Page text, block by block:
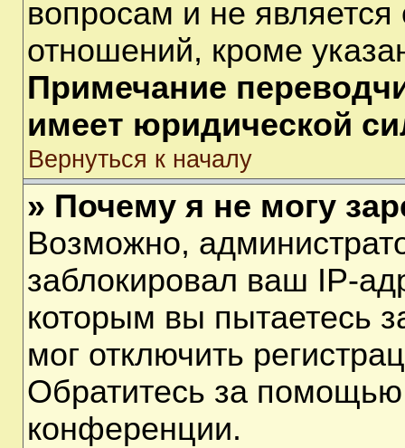
вопросам и не
отношений, кроме
Примечание
имеет юридической
Вернуться к началу
» Почему я не могу
Возможно,
заблокировал ваш IP-
которым вы пытаетесь
мог отключить
Обратитесь за помощью
конференции.